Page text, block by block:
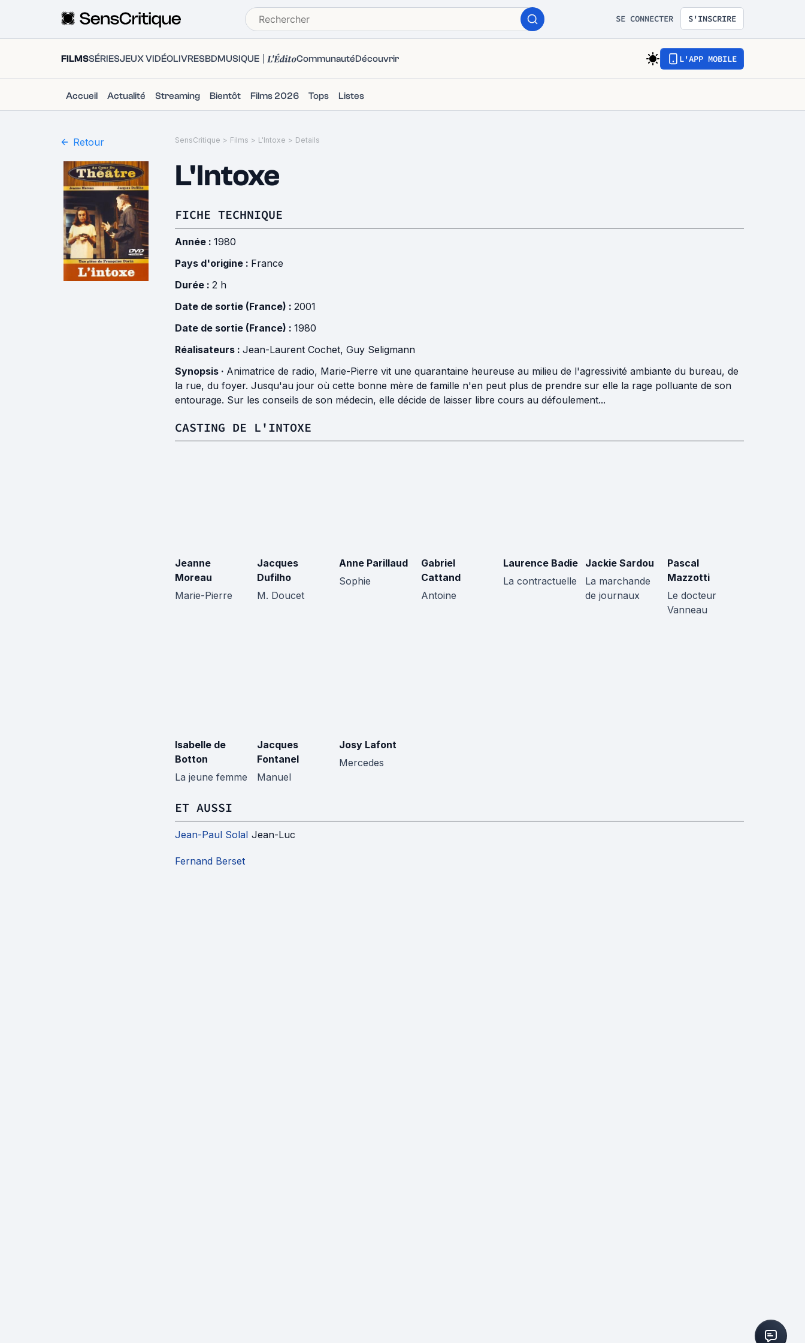
SE CONNECTER S'INSCRIRE
FILMSSÉRIESJEUX VIDÉOLIVRESBDMUSIQUE L'ÉditoCommunautéDécouvrir L'APP MOBILE
Accueil Actualité Streaming Bientôt Films 2026 Tops Listes
Retour SensCritique > Films > L'Intoxe > Details
L'Intoxe
FICHE TECHNIQUE
Année : 1980
Pays d'origine : France
Durée : 2 h
Date de sortie (France) : 2001
Date de sortie (France) : 1980
Réalisateurs : Jean-Laurent Cochet, Guy Seligmann
Synopsis · Animatrice de radio, Marie-Pierre vit une quarantaine heureuse au milieu de l'agressivité ambiante du bureau, de
la rue, du foyer. Jusqu'au jour où cette bonne mère de famille n'en peut plus de prendre sur elle la rage polluante de son
entourage. Sur les conseils de son médecin, elle décide de laisser libre cours au défoulement...
CASTING DE L'INTOXE
Jeanne
Moreau
Marie-Pierre
Jacques
Dufilho
M. Doucet
Anne Parillaud
Sophie
Gabriel
Cattand
Antoine
Laurence Badie
La contractuelle
Jackie Sardou
La marchande
de journaux
Pascal
Mazzotti
Le docteur
Vanneau
Isabelle de
Botton
La jeune femme
Jacques
Fontanel
Manuel
Josy Lafont
Mercedes
ET AUSSI
Jean-Paul Solal Jean-Luc
Fernand Berset